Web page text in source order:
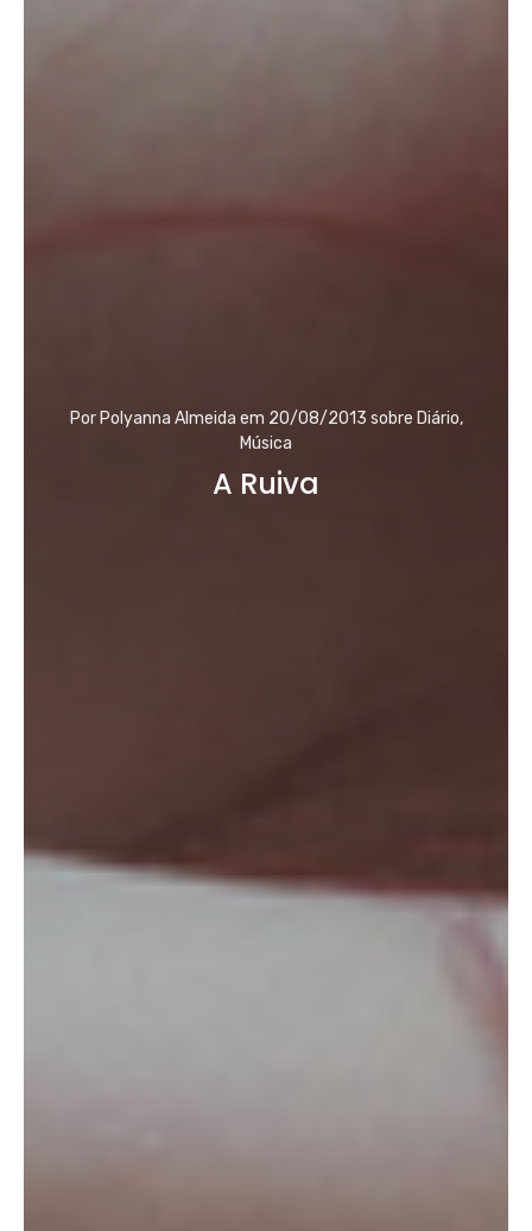
Por Polyanna Almeida em 20/08/2013 sobre Diário,
Música
A Ruiva